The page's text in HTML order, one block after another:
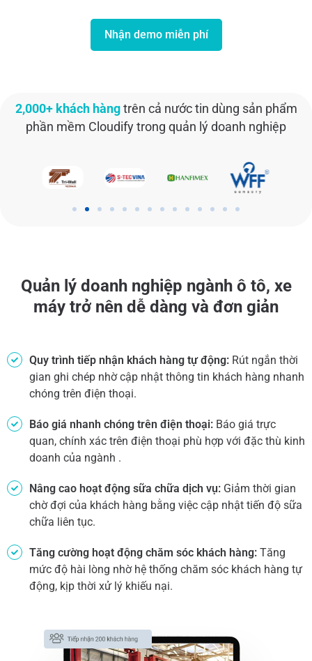
Nhận demo miễn phí
2,000+ khách hàngtrên cả nước tin dùng sản phẩm
phần mềm Cloudify trong quản lý doanh nghiệp
Quản lý doanh nghiệp ngành ô tô, xe
máy trở nên dễ dàng và đơn giản
Quy trình tiếp nhận khách hàng tự động: Rút ngắn thời
gian ghi chép nhờ cập nhật thông tin khách hàng nhanh
chóng trên điện thoại.
Báo giá nhanh chóng trên điện thoại: Báo giá trực
quan, chính xác trên điện thoại phù hợp với đặc thù kinh
doanh của ngành .
Nâng cao hoạt động sữa chữa dịch vụ: Giảm thời gian
chờ đợi của khách hàng bằng việc cập nhật tiến độ sữa
chữa liên tục.
Tăng cường hoạt động chăm sóc khách hàng: Tăng
mức độ hài lòng nhờ hệ thống chăm sóc khách hàng tự
động, kịp thời xử lý khiếu nại.